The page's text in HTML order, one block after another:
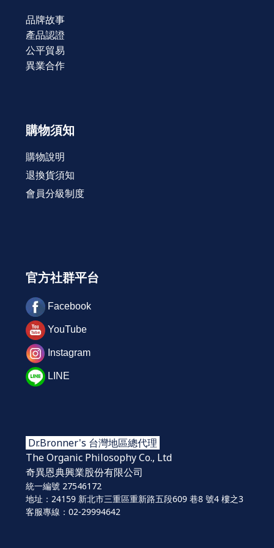
品牌故事
產品認證
公平貿易
異業合作
購物須知
購物說明
退換貨須知
會員分級制度
官方社群平台
Facebook
YouTube
Instagram
LINE
Dr.Bronner's 台灣地區總代理
The Organic Philosophy Co., Ltd
奇異恩典興業股份有限公司
統一編號 27546172
地址：24159 新北市三重區重新路五段609 巷8 號4 樓之3
客服專線：02-29994642